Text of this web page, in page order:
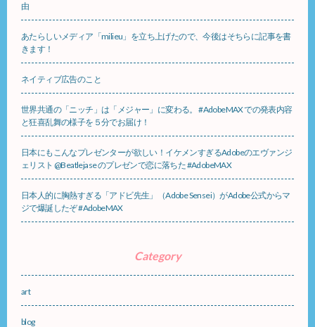
由
あたらしいメディア「milieu」を立ち上げたので、今後はそちらに記事を書
きます！
ネイティブ広告のこと
世界共通の「ニッチ」は「メジャー」に変わる。 #AdobeMAX での発表内容
と狂喜乱舞の様子を５分でお届け！
日本にもこんなプレゼンターが欲しい！イケメンすぎるAdobeのエヴァンジ
ェリスト @Beatlejase のプレゼンで恋に落ちた #AdobeMAX
日本人的に胸熱すぎる「アドビ先生」（Adobe Sensei）がAdobe公式からマ
ジで爆誕したぞ #AdobeMAX
Category
art
blog